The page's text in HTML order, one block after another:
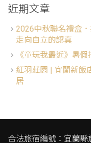
近期文章
2026中秋聯名禮盒
走向自立的認真
《童玩我最近》暑
紅羽莊園 | 宜蘭新飯
居
合法旅宿編號：宜蘭縣